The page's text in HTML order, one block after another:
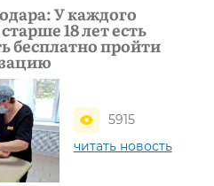
У каждого
18 лет есть
бесплатно пройти
5915
читать новость